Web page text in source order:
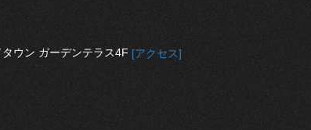
ウン ガーデンテラス4F [アクセス]